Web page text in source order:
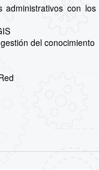
con los
del conocimiento